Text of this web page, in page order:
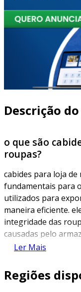
Descrição
o que são
roupas?
cabides para loja
fundamentais para
utilizados para
maneira eficiente.
integridade das
causadas pelo
simultaneamente
existem diversos
Ler Mais
Regiões